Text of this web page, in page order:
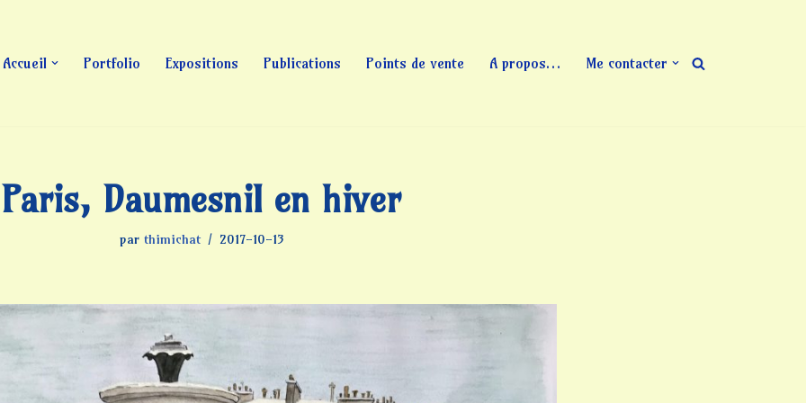
Accueil Portfolio Expositions Publications Points de vente A propos… Me contacter
Paris, Daumesnil en hiver
par thimichat 2017-10-13